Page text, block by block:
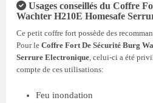
Usages conseillés du Coffre
Wachter H210E Homesafe
Ce petit coffre fort possède des
Pour le Coffre Fort De Sécurité Burg
Serrure Electronique, celui-ci a été
compte de ces utilisations:
Feu inondation